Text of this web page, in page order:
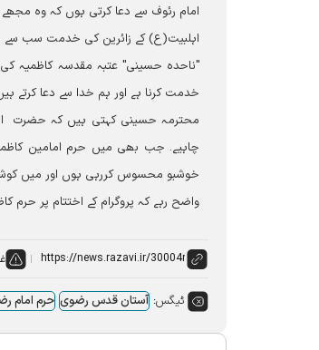
امام رئوف سے دعا کرتی ہوں کہ وہ
اہلبیت(ع) کے زائرین کی خدمت سب سے
"ناحدہ حسینی" عتبہ مقدسہ کاظمیہ کی
خدمت کرنا ہے اور ہم خدا سے دعا کرتے
محترمہ حسینی کہتی ہیں کہ حضرت
چاہیے۔ جب بھی میں حرم امامین
خوشبو محسوس کررہی ہوں اور میں
واضح رہے کہ پروگرام کے اختتام پر
ٹیگس: آستان قدس رضوی حرم امام